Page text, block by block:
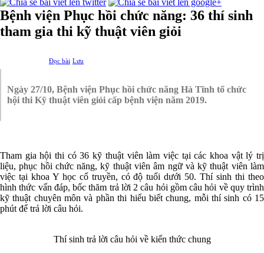
Bệnh viện Phục hồi chức năng: 36 thí sinh
tham gia thi kỹ thuật viên giỏi
Đọc bài Lưu
Ngày 27/10, Bệnh viện Phục hồi chức năng Hà Tĩnh tổ chức
hội thi Kỹ thuật viên giỏi cấp bệnh viện năm 2019.
Tham gia hội thi có 36 kỹ thuật viên làm việc tại các khoa vật lý trị
liệu, phục hồi chức năng, kỹ thuật viên âm ngữ và kỹ thuật viên làm
việc tại khoa Y học cổ truyền, có độ tuổi dưới 50. Thí sinh thi theo
hình thức vấn đáp, bốc thăm trả lời 2 câu hỏi gồm câu hỏi về quy trình
kỹ thuật chuyên môn và phần thi hiểu biết chung, mỗi thí sinh có 15
phút để trả lời câu hỏi.
Thí sinh trả lời câu hỏi về kiến thức chung